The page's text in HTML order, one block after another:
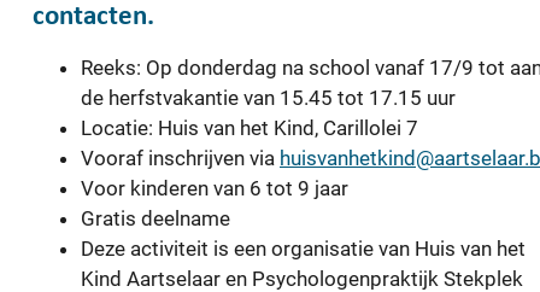
contacten.
Reeks: Op donderdag na school vanaf 17/9 tot
de herfstvakantie van 15.45 tot 17.15 uur
Locatie: Huis van het Kind, Carillolei 7
Vooraf inschrijven via
Voor kinderen van 6 tot 9 jaar
Gratis deelname
Deze activiteit is een organisatie van Huis van het
Kind Aartselaar en Psychologenpraktijk Stekplek